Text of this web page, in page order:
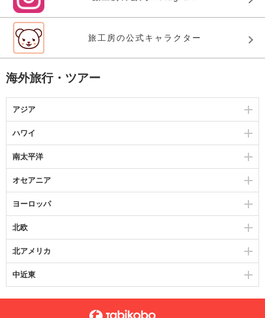
旅工房の公式キャラクター
海外旅行・ツアー
アジア
ハワイ
南太平洋
オセアニア
ヨーロッパ
北欧
北アメリカ
中近東